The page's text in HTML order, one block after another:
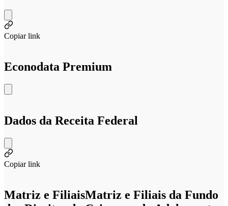
Copiar link
Econodata Premium
Dados da Receita Federal
Copiar link
Matriz e FiliaisMatriz e Filiais da Fundo